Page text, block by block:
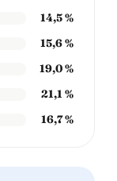
14,5 %
15,6 %
19,0 %
21,1 %
16,7 %